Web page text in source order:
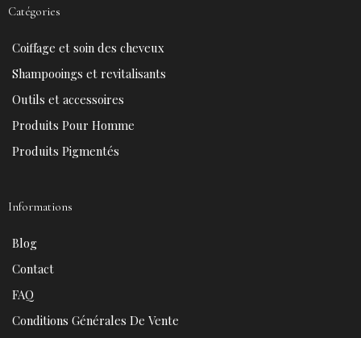
b
o
o
k
e
e
s
t
b
e r
a
Catégories
Coiffage et soin des cheveux
Shampooings et revitalisants
Outils et accessoires
Produits Pour Homme
Produits Pigmentés
Informations
Blog
Contact
FAQ
Conditions Générales De Vente